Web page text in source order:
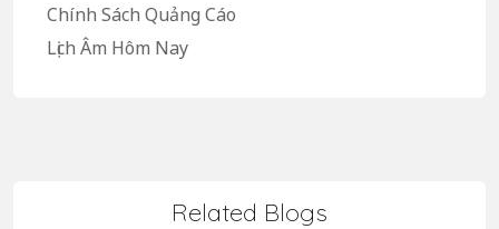
Chính Sách Quảng Cáo
Lịch Âm Hôm Nay
Related Blogs